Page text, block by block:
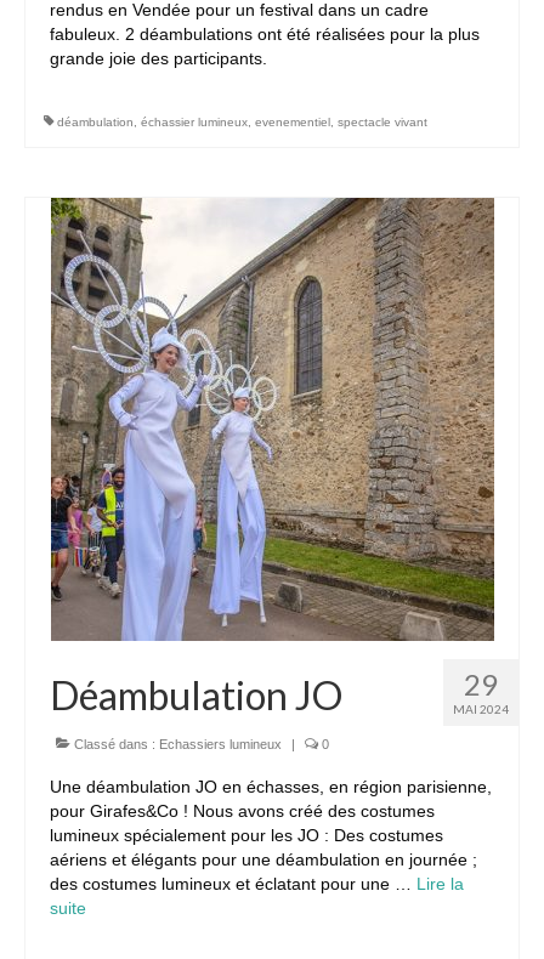
rendus en Vendée pour un festival dans un cadre
fabuleux. 2 déambulations ont été réalisées pour la plus
grande joie des participants.
déambulation échassier lumineux evenementiel spectacle vivant
29
MAI 2024
Déambulation JO
Classé dans : Echassiers lumineux | 0
Une déambulation JO en échasses, en région parisienne,
pour Girafes&Co ! Nous avons créé des costumes
lumineux spécialement pour les JO : Des costumes
aériens et élégants pour une déambulation en journée ;
des costumes lumineux et éclatant pour une … Lire la
suite­­